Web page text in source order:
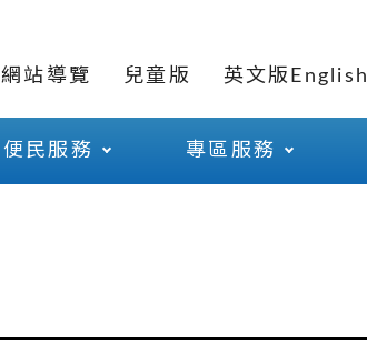
網站導覽 兒童版 英文版English
便民服務 專區服務